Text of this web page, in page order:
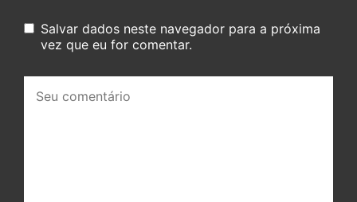
Salvar dados neste navegador para a próxima
vez que eu for comentar.
comentário: